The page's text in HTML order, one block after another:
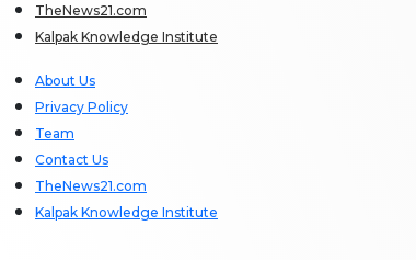
TheNews21.com
Kalpak Knowledge Institute
About Us
Privacy Policy
Team
Contact Us
TheNews21.com
Kalpak Knowledge Institute